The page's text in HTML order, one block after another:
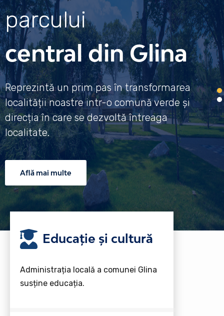
parcului
central din Glina
Reprezintă un prim pas în transformarea
localității noastre intr-o comună verde și
direcția în care se dezvoltă întreaga
localitate.
Află mai multe
Educație și cultură
Administrația locală a comunei Glina
susține educația.